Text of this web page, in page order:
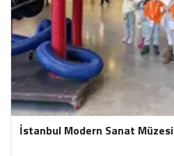
İstanbul Modern Sanat Müzesi